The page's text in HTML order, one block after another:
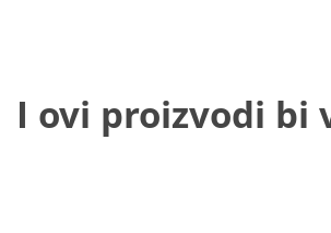
I ovi proizvodi bi